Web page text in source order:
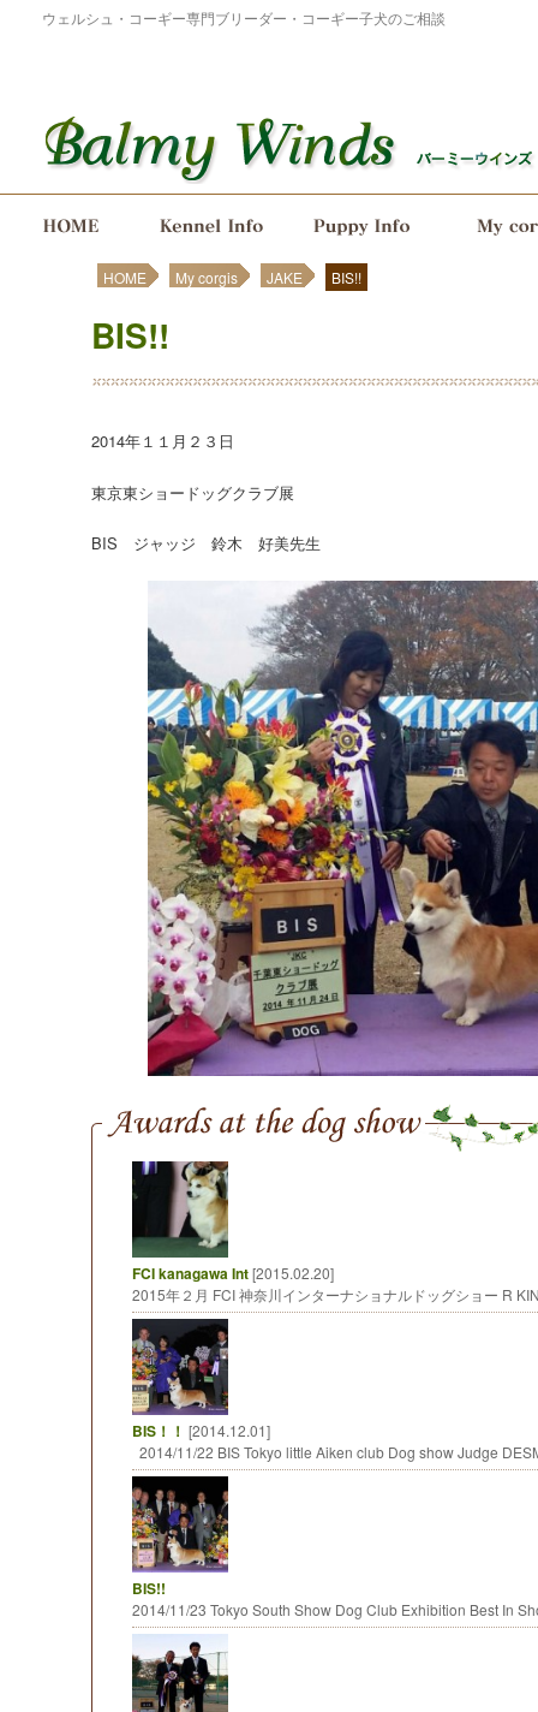
ウェルシュ・コーギー専門ブリーダー・コーギー子犬のご相談
メインコンテンツへ移動
サブコンテンツへ移動
HOME My corgis JAKE BIS!!
BIS!!
2014年１１月２３日
東京東ショードッグクラブ展
BIS ジャッジ 鈴木 好美先生
FCI kanagawa Int[2015.02.20]
2015年２月 FCI 神奈川インターナショナルドッグショー R
BIS！！ [2014.12.01]
2014/11/22 BIS Tokyo little Aiken club Dog show Judge
BIS!!
2014/11/23 Tokyo South Show Dog Club Exhibition Best In